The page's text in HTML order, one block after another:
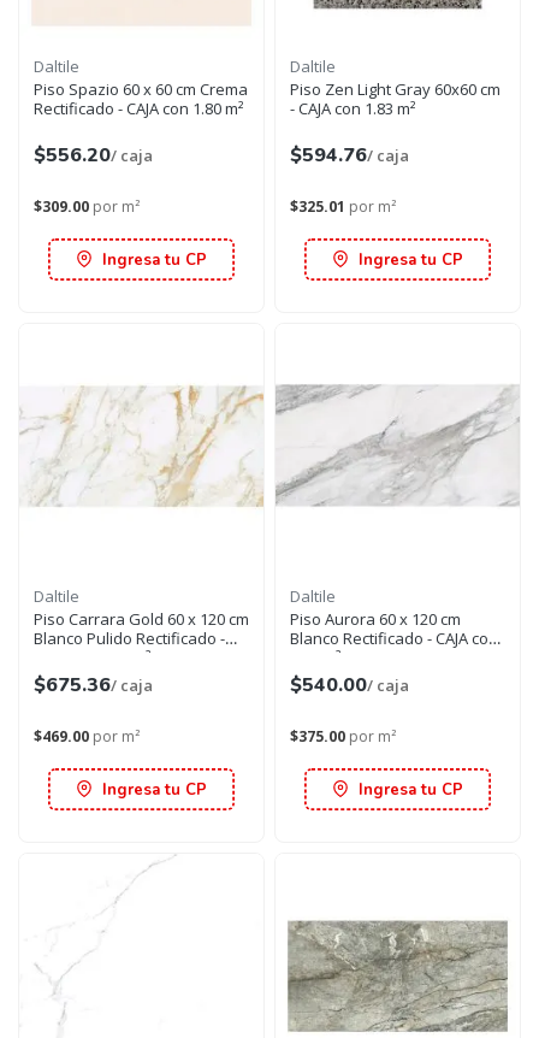
Daltile
Piso Spazio 60 x 60 cm Crema
Rectificado - CAJA con 1.80 m²
$556.20/ caja
$309.00 por m²
Ingresa tu CP
Daltile
Piso Zen Light Gray 60x60 cm
- CAJA con 1.83 m²
$594.76/ caja
$325.01 por m²
Ingresa tu CP
Daltile
Piso Carrara Gold 60 x 120 cm
Blanco Pulido Rectificado -
CAJA con 1.44 m²
$675.36/ caja
$469.00 por m²
Ingresa tu CP
Daltile
Piso Aurora 60 x 120 cm
Blanco Rectificado - CAJA con
1.44 m²
$540.00/ caja
$375.00 por m²
Ingresa tu CP